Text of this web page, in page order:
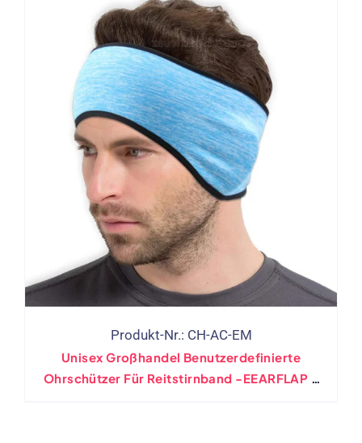
Produkt-Nr.: CH-AC-EM
Unisex Großhandel Benutzerdefinierte
Ohrschützer Für Reitstirnband -EEARFLAP -